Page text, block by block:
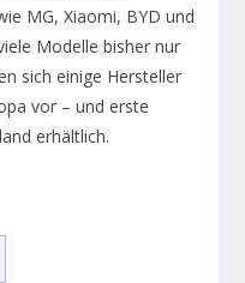
MG, Xiaomi, BYD und
Modelle bisher nur
sich einige Hersteller
vor – und erste
erhältlich.